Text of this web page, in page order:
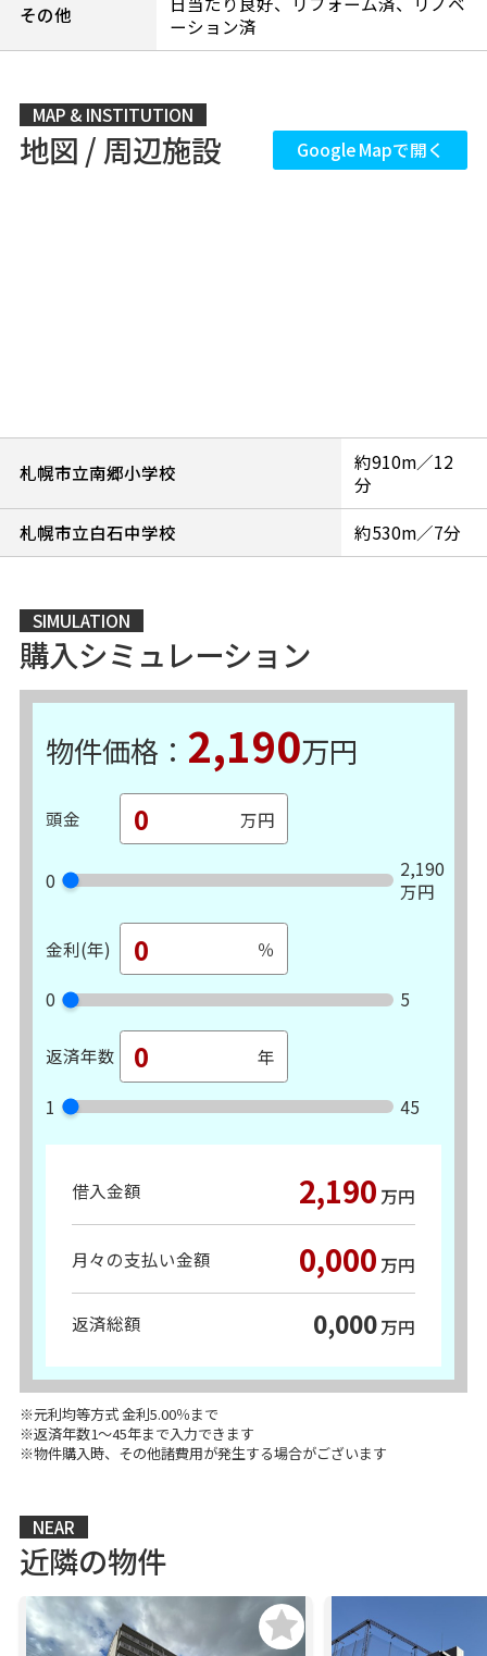
その他
ーション済
MAP & INSTITUTION
地図 / 周辺施設 Google Mapで開く
札幌市立南郷小学校
約910m／12
分
札幌市立白石中学校
約530m／7分
SIMULATION
購入シミュレーション
物件価格： 2,190万円
頭金
0
2,190
万円
金利(年)
0 5
返済年数
1 45
借入金額 2,190 万円
月々の支払い金額 0,000 万円
返済総額 0,000万円
※元利均等方式 金利5.00％まで
※返済年数1～45年まで入力できます
※物件購入時、その他諸費用が発生する場合がございます
NEAR
近隣の物件